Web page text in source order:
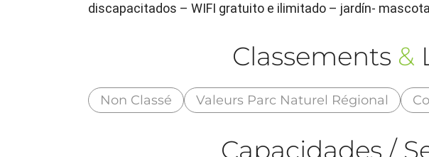
discapacitados – WIFI gratuito e ilimitado – jardín-
Classements &
Non Classé Valeurs Parc Naturel Régional
Capacidades /